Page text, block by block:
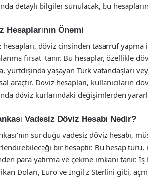
detaylı bilgiler sunulacak, bu
Hesaplarının Önemi
hesapları, döviz cinsinden tasarruf
fırsatı tanır. Bu hesaplar, özellikle
yurtdışında yaşayan Türk vatandaşları
araçtır. Döviz hesapları, kullanıcıların
döviz kurlarındaki değişimlerden
Vadesiz Döviz Hesabı Nedir?
sunduğu vadesiz döviz hesabı,
bir hesaptır. Bu hesap
para yatırma ve çekme imkanı tanır.
Doları, Euro ve İngiliz Sterlini gibi,